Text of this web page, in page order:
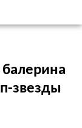
звезды